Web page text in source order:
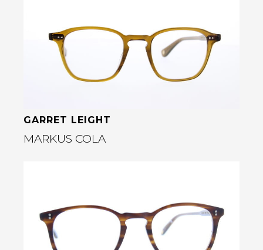
GARRET LEIGHT
MARKUS COLA